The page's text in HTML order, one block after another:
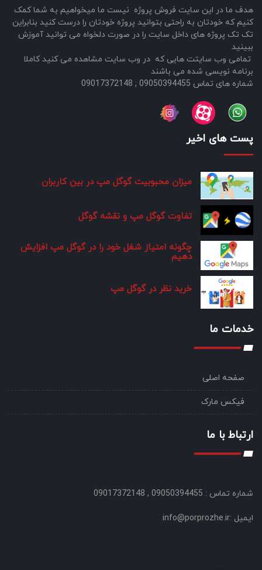
هدف ما در این سایت فروش پروژه نیست ما میخواهیم به شما کمک
کنیم که خودتان به راحتی بتوانید پروژه خودتان را درست کنید بنابراین
تک تک پروژه های داخل سایت را در صورت دلخواه می توانید آموزش
ببینید
تمامی وب سایتت هایی که در وب سایت مشاهده می کنید کاملا
برنامه نویسی شده می باشند
شماره های تماس 09050394455 ; 09017372148
پست های اخیر
میزان محبوبیت گوگل مپ در بین کاربران
تفاوت گوگل مپ و نقشه گوگل
چگونه امتیاز شغل خود را در گوگل مپ افزایش
دهیم
خرید نظر در گوگل مپ
خدمات ما
صفحه اصلی
فیکس مارک
ارتباط با ما
شماره تماس : 09050394455 , 09017372148
ایمیل :info@porprozhe.ir